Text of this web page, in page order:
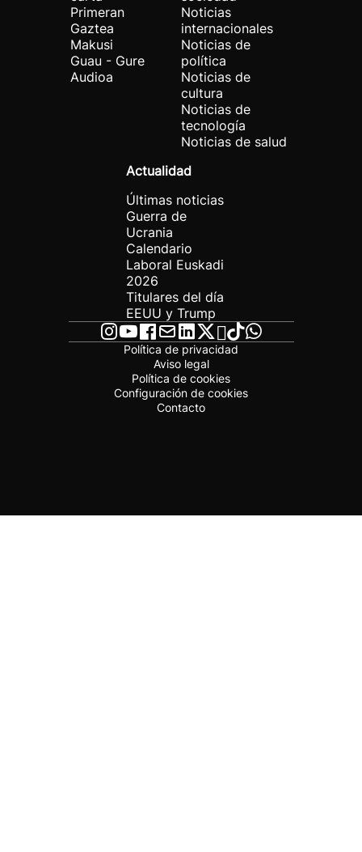
Primeran
Gaztea
Makusi
Guau - Gure
Audioa
Noticias
internacionales
Noticias de
política
Noticias de
cultura
Noticias de
tecnología
Noticias de salud
Actualidad
Últimas noticias
Guerra de
Ucrania
Calendario
Laboral Euskadi
2026
Titulares del día
EEUU y Trump
Política de privacidad
Aviso legal
Política de cookies
Configuración de cookies
Contacto